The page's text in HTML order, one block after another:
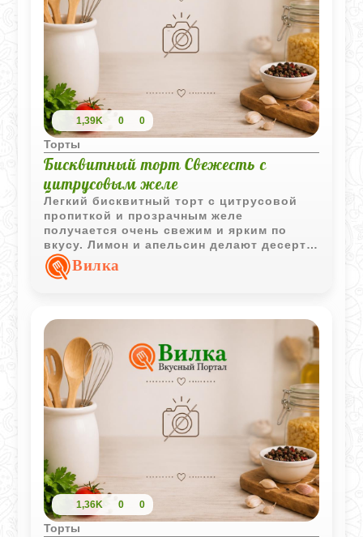
1,39K 0 0
Торты
Бисквитный торт Свежесть с
цитрусовым желе
Легкий бисквитный торт с цитрусовой
пропиткой и прозрачным желе
получается очень свежим и ярким по
вкусу. Лимон и апельсин делают десерт
ароматным, а фруктовый верх придает
ему красивый праздничный вид.
Вилка
1,36K 0 0
Торты